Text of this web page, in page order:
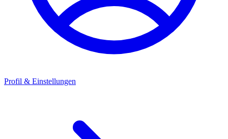
Profil & Einstellungen